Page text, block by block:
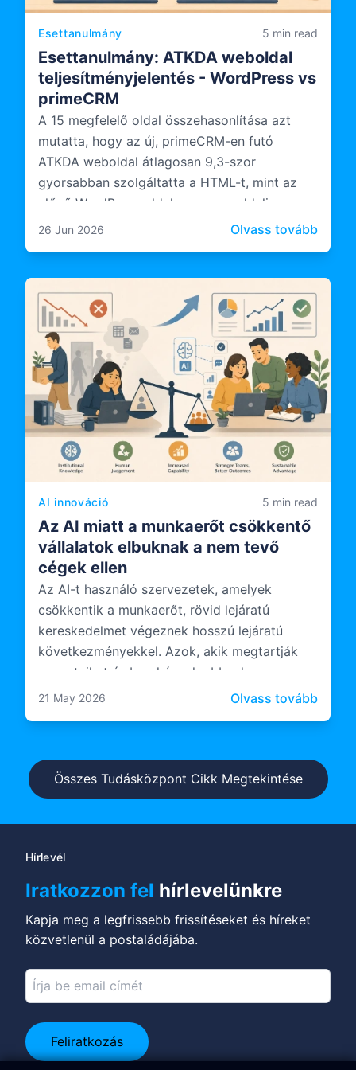
Esettanulmány 5 min read
Esettanulmány: ATKDA weboldal
teljesítményjelentés - WordPress vs
primeCRM
A 15 megfelelő oldal összehasonlítása azt
mutatta, hogy az új, primeCRM-en futó
ATKDA weboldal átlagosan 9,3-szor
gyorsabban szolgáltatta a HTML-t, mint az
előző WordPress oldal, a szerveroldali
feldolgozás pedig 10,6-szor gyorsabb volt.
26 Jun 2026 Olvass tovább:
AI innováció 5 min read
Az AI miatt a munkaerőt csökkentő
vállalatok elbuknak a nem tevő
cégek ellen
Az AI-t használó szervezetek, amelyek
csökkentik a munkaerőt, rövid lejáratú
kereskedelmet végeznek hosszú lejáratú
következményekkel. Azok, akik megtartják
csapataikat és beruháznak abba, hogyan
működnek ezek a csapatok az AI-val, valami
21 May 2026 Olvass tovább: Az
Összes Tudásközpont Cikk Megtekintése
Hírlevél
Iratkozzon fel hírlevelünkre
Kapja meg a legfrissebb frissítéseket és híreket
közvetlenül a postaládájába.
Feliratkozás